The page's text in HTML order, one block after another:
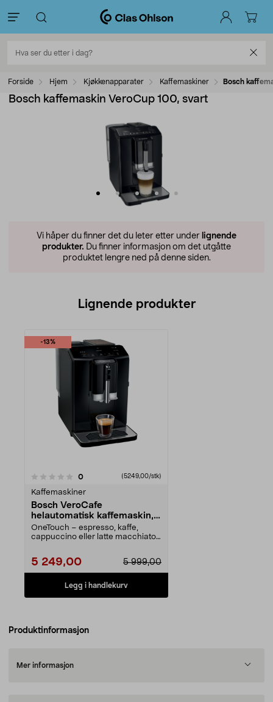
Forside Hjem Kjøkkenapparater Kaffemaskiner Bosch
Bosch kaffemaskin VeroCup 100, svart
Vi håper du finner det du leter etter under lignende
produkter. Du finner informasjon om det utgåtte
produktet lengre ned på denne siden.
Lignende produkter
-13%
0anmeldelser(5249,00/stk)
Kaffemaskiner
Bosch VeroCafe
helautomatisk kaffemaskin,
svart
OneTouch – espresso, kaffe,
cappuccino eller latte macchiato
5 999,00
5 249,00
Legg i handlekurv
Produktinformasjon
Mer informasjon